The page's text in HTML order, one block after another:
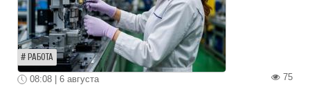
РАБОТА
75
08:08 | 6 августа